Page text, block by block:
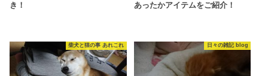
き！
あったかアイテムをご紹介！
柴犬と猫の事 あれこれ 日々の雑記 blog